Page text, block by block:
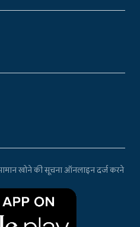
खोने की सूचना ऑनलाइन दर्ज करने